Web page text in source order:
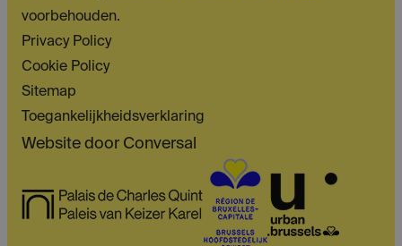
voorbehouden.
Privacy Policy
Cookie Policy
Sitemap
Toegankelijkheidsverklaring
Website door Conversal